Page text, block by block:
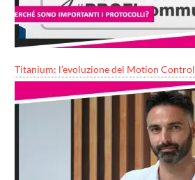
Titanium: l’evoluzione del Motion Control